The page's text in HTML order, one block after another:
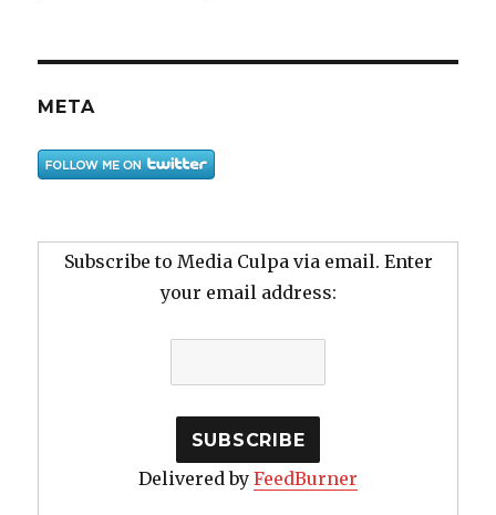
META
Subscribe to Media Culpa via email. Enter
your email address:
Delivered by FeedBurner